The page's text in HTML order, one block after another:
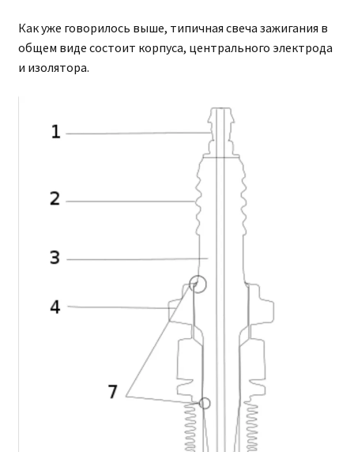
Как уже говорилось выше, типичная свеча зажигания в
общем виде состоит корпуса, центрального электрода
и изолятора.